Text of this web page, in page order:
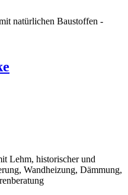
natürlichen Baustoffen -
Lehm, historischer und
Wandheizung, Dämmung,